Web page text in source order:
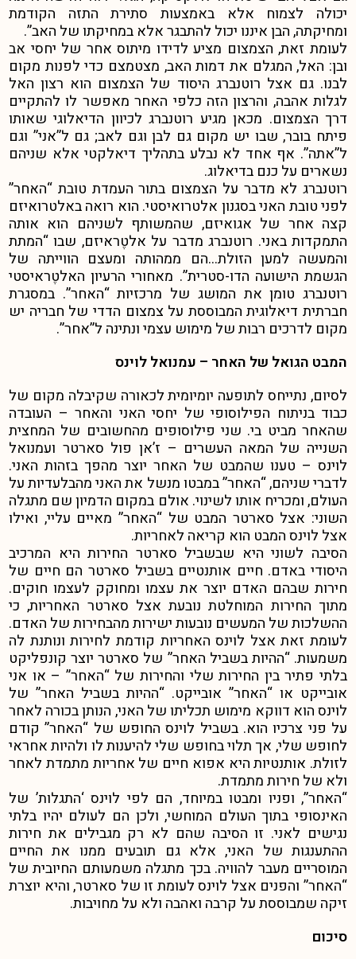
יכולה לצמוח אלא באמצעות סתירת התזה הקודמת
ומחיקתה, הבן איננו יכול להתבגר אלא במחיקתו של האב”.
לעומת זאת, הצמצום מציע לדידו מיתוס אחר של יחסי אב
ובן: האל, המגלם את דמות האב, מצטמצם כדי לפנות מקום
לבנו. גם אצל רוטנברג היסוד של הצמצום הוא רצון האל
לגלות אהבה, והרצון הזה כלפי האחר מאפשר לו להתקיים
דרך הצמצום. מכאן מגיע רוטנברג לכיוון הדיאלוגי שאותו
פיתח בובר, שבו יש מקום גם לבן וגם לאב; גם ל”אני” וגם
ל”אתה”. אף אחד לא נבלע בתהליך דיאלקטי אלא שניהם
נשארים על כנם בדיאלוג.
רוטנברג לא מדבר על הצמצום בתור העמדת טובת “האחר”
לפני טובת האני בסגנון אלטרואיסטי. הוא רואה באלטרואיזם
קצה אחר של אגואיזם, שהמשותף לשניהם הוא אותה
התמקדות באני. רוטנברג מדבר על אלטֶראיזם, שבו “המתת
והמעשה למען הזולת…הם ממהותה ומעצם הווייתה של
הגשמת הישועה הדו-סטרית”. מאחורי הרעיון האלטֶראיסטי
רוטנברג טומן את המושג של מרכזיות “האחר”. במסגרת
חברתית דיאלוגית המבוססת על צמצום הדדי של חבריה יש
מקום לדרכים רבות של מימוש עצמי ונתינה ל”אחר”.
המבט הגואל של האחר – עמנואל לוינס
לסיום, נתייחס לתופעה יומיומית לכאורה שקיבלה מקום של
כבוד בניתוח הפילוסופי של יחסי האני והאחר – העובדה
שהאחר מביט בי. שני פילוסופים מהחשובים של המחצית
השנייה של המאה העשרים – ז’אן פול סארטר ועמנואל
לוינס – טענו שהמבט של האחר יוצר מהפך בזהות האני.
לדברי שניהם, “האחר” במבטו מנשל את האני מהבלעדיות על
העולם, ומכריח אותו לשינוי. אולם במקום הדמיון שם מתגלה
השוני: אצל סארטר המבט של “האחר” מאיים עליי, ואילו
אצל לוינס המבט הוא קריאה לאחריות.
הסיבה לשוני היא שבשביל סארטר החירות היא המרכיב
היסודי באדם. חיים אותנטיים בשביל סארטר הם חיים של
חירות שבהם האדם יוצר את עצמו ומחוקק לעצמו חוקים.
מתוך החירות המוחלטת נובעת אצל סארטר האחריות, כי
ההשלכות של המעשים נובעות ישירות מהבחירות של האדם.
לעומת זאת אצל לוינס האחריות קודמת לחירות ונותנת לה
משמעות. “ההיות בשביל האחר” של סארטר יוצר קונפליקט
בלתי פתיר בין החירות שלי והחירות של “האחר” – או אני
אובייקט או “האחר” אובייקט. “ההיות בשביל האחר” של
לוינס הוא דווקא מימוש תכליתו של האני, הנותן בכורה לאחר
על פני צרכיו הוא. בשביל לוינס החופש של “האחר” קודם
לחופש שלי, אך תלוי בחופש שלי להיענות לו ולהיות אחראי
לזולת. אותנטיות היא אפוא חיים של אחריות מתמדת לאחר
ולא של חירות מתמדת.
“האחר”, ופניו ומבטו במיוחד, הם לפי לוינס ‘התגלות’ של
האינסופי בתוך העולם המוחשי, ולכן הם לעולם יהיו בלתי
נגישים לאני. זו הסיבה שהם לא רק מגבילים את חירות
ההתענגות של האני, אלא גם תובעים ממנו את החיים
המוסריים מעבר להוויה. בכך מתגלה משמעותם החיובית של
“האחר” והפנים אצל לוינס לעומת זו של סארטר, והיא יוצרת
זיקה שמבוססת על קרבה ואהבה ולא על מחויבות.
סיכום